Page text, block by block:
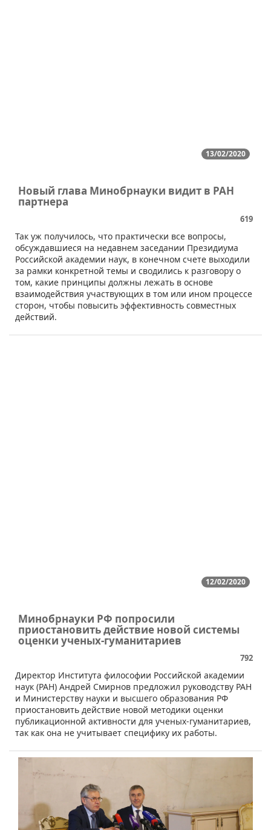
13/02/2020
Новый глава Минобрнауки видит в РАН
партнера
619
​Так уж получилось, что практически все вопросы,
обсуждавшиеся на недавнем заседании Президиума
Российской академии наук, в конечном счете выходили
за рамки конкретной темы и сводились к разговору о
том, какие принципы должны лежать в основе
взаимодействия участвующих в том или ином процессе
сторон, чтобы повысить эффективность совместных
действий.
12/02/2020
Минобрнауки РФ попросили
приостановить действие новой системы
оценки ученых-гуманитариев
792
Директор Института философии Российской академии
наук (РАН) Андрей Смирнов предложил руководству РАН
и Министерству науки и высшего образования РФ
приостановить действие новой методики оценки
публикационной активности для ученых-гуманитариев,
так как она не учитывает специфику их работы.